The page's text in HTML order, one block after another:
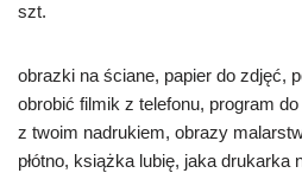
szt.
obrazki na ściane, papier do zdjęć,
obrobić filmik z telefonu, program
z twoim nadrukiem, obrazy
płótno, książka lubię, jaka drukarka